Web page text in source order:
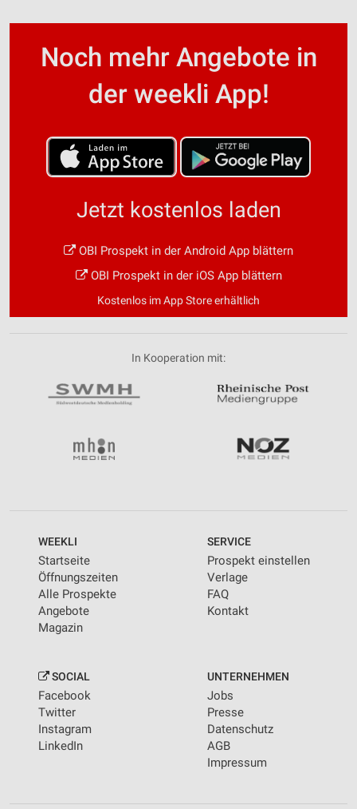
Noch mehr Angebote in
der weekli App!
Jetzt kostenlos laden
OBI Prospekt in der Android App blättern
OBI Prospekt in der iOS App blättern
Kostenlos im App Store erhältlich
In Kooperation mit:
WEEKLI
Startseite
Öffnungszeiten
Alle Prospekte
Angebote
Magazin
SERVICE
Prospekt einstellen
Verlage
FAQ
Kontakt
SOCIAL
Facebook
Twitter
Instagram
LinkedIn
UNTERNEHMEN
Jobs
Presse
Datenschutz
AGB
Impressum